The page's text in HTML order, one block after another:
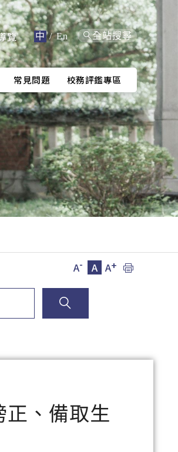
覽 中 / En 全站搜尋
常見問題 校務評鑑專區
A- A A+
、備取生